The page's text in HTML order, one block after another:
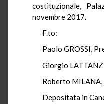
costituzionale,
novembre 2017.
F.to:
Paolo GROSSI,
Giorgio
Roberto
Depositata in